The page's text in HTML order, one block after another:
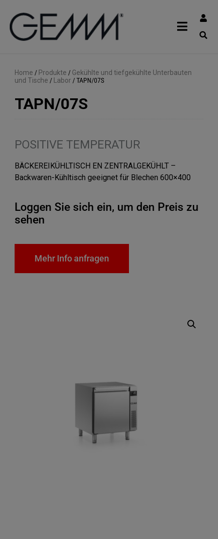
Home / Produkte / Gekühlte und tiefgekühlte Unterbauten
und Tische / Labor /TAPN/07S
TAPN/07S
POSITIVE TEMPERATUR
BÄCKEREIKÜHLTISCH EN ZENTRALGEKÜHLT –
Backwaren-Kühltisch geeignet für Blechen 600×400
Loggen Sie sich ein, um den Preis zu
sehen
Mehr Info anfragen